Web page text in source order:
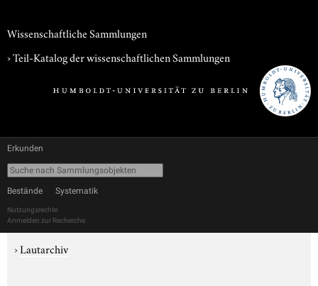
Wissenschaftliche Sammlungen
› Teil-Katalog der wissenschaftlichen Sammlungen
Erkunden
Bestände Systematik
Nutzungsrechte
Anmelden zur Recherche
›Lautarchiv